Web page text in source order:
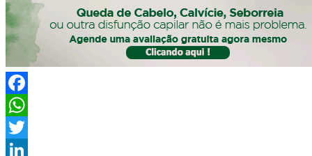
Facebook
WhatsApp
Twitter